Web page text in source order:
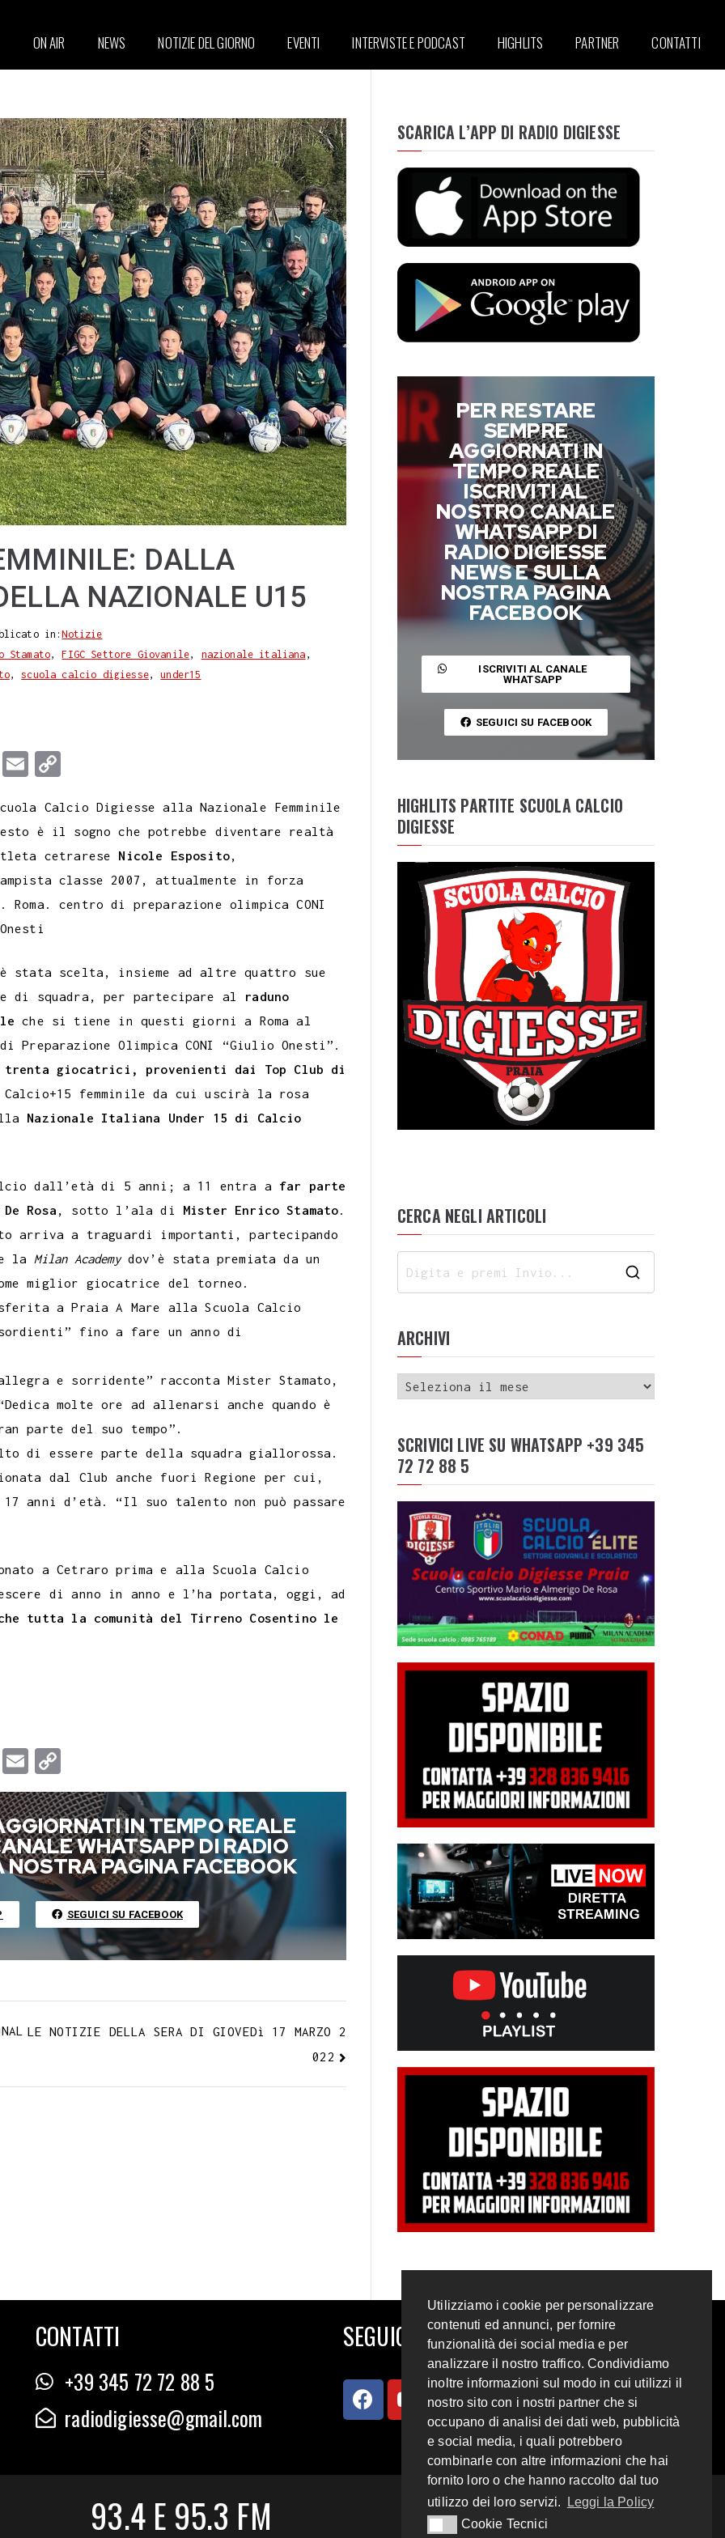
ON AIR NEWS NOTIZIE DEL GIORNO EVENTI INTERVISTE E PODCAST HIGHLITS PARTNER CONTATTI
DALLA
NAZIONALE U15
in:Notizie
Stamato,FIGC Settore Giovanile, nazionale italiana ,
,scuola calcio digiesse,under15
T
E
a
i
l
p
y
L
i
Calcio Digiesse alla Nazionale Femminile
è il sogno che potrebbe diventare realtà
cetrarese Nicole Esposito,
classe 2007, attualmente in forza
Roma. centro di preparazione olimpica CONI
stata scelta, insieme ad altre quattro sue
di squadra, per partecipare al raduno
che si tiene in questi giorni a Roma al
Preparazione Olimpica CONI “Giulio Onesti”.
trenta giocatrici, provenienti dai Top Club di
femminile da cui uscirà la rosa
Nazionale Italiana Under 15 di Calcio
dall’età di 5 anni; a 11 entra a far parte
Rosa , sotto l’ala di Mister Enrico Stamato.
arriva a traguardi importanti, partecipando
la Milan Academydov’è stata premiata da un
miglior giocatrice del torneo.
a Praia A Mare alla Scuola Calcio
fino a fare un anno di
e sorridente” racconta Mister Stamato,
molte ore ad allenarsi anche quando è
parte del suo tempo”.
di essere parte della squadra giallorossa.
dal Club anche fuori Regione per cui,
anni d’età. “Il suo talento non può passare
a Cetraro prima e alla Scuola Calcio
di anno in anno e l’ha portata, oggi, ad
che tutta la comunità del Tirreno Cosentino le
T
E
m
a
i
l
o
p
y
L
i
n
k
IN TEMPO REALE
WHATSAPP DI RADIO
NOSTRA PAGINA FACEBOOK
SEGUICI SU FACEBOOK
LE NOTIZIE DELLA SERA DI GIOVEDì 17 MARZO 2
022
SCARICA L’APP DI RADIO DIGIESSE
PER RESTARE
SEMPRE
AGGIORNATI IN
TEMPO REALE
ISCRIVITI AL
NOSTRO CANALE
WHATSAPP DI
RADIO DIGIESSE
NEWS E SULLA
NOSTRA PAGINA
FACEBOOK
ISCRIVITI AL CANALE
WHATSAPP
SEGUICI SU FACEBOOK
HIGHLITS PARTITE SCUOLA CALCIO
DIGIESSE
CERCA NEGLI ARTICOLI
ARCHIVI
SCRIVICI LIVE SU WHATSAPP +39 345
72 72 88 5
CONTATTI
+39 345 72 72 88 5
radiodigiesse@gmail.com
SEGUICI SUI SOCIAL
93.4 E 95.3 FM
Utilizziamo i cookie per personalizzare
contenuti ed annunci, per fornire
funzionalità dei social media e per
analizzare il nostro traffico. Condividiamo
inoltre informazioni sul modo in cui utilizzi il
nostro sito con i nostri partner che si
occupano di analisi dei dati web, pubblicità
e social media, i quali potrebbero
combinarle con altre informazioni che hai
fornito loro o che hanno raccolto dal tuo
utilizzo dei loro servizi.
Leggi la Policy
Cookie Tecnici
Cookie Tecnici